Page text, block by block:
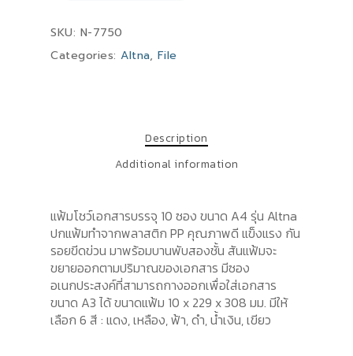
SKU: N-7750
Categories: Altna, File
Description
Additional information
แฟ้มโชว์เอกสารบรรจุ 10 ซอง ขนาด A4 รุ่น Altna
ปกแฟ้มทำจากพลาสติก PP คุณภาพดี แข็งแรง กัน
รอยขีดข่วน มาพร้อมบานพับสองชั้น สันแฟ้มจะ
ขยายออกตามปริมาณของเอกสาร มีซอง
อเนกประสงค์ที่สามารถกางออกเพื่อใส่เอกสาร
ขนาด A3 ได้ ขนาดแฟ้ม 10 x 229 x 308 มม. มีให้
เลือก 6 สี : แดง, เหลือง, ฟ้า, ดำ, น้ำเงิน, เขียว